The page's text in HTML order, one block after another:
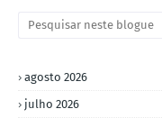
agosto 2026
julho 2026